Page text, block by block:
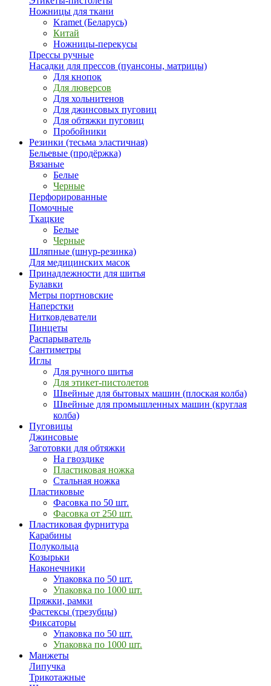
Ножницы для ткани
Kramet (Беларусь)
Китай
Ножницы-перекусы
Прессы ручные
Насадки для прессов (пуансоны, матрицы)
Для кнопок
Для люверсов
Для хольнитенов
Для джинсовых пуговиц
Для обтяжки пуговиц
Пробойники
Резинки (тесьма эластичная)
Бельевые (продёржка)
Вязаные
Белые
Черные
Перфорированные
Помочные
Ткацкие
Белые
Черные
Шляпные (шнур-резинка)
Для медицинских масок
Принадлежности для шитья
Булавки
Метры портновские
Наперстки
Нитковдеватели
Пинцеты
Распарыватель
Сантиметры
Иглы
Для ручного шитья
Для этикет-пистолетов
Швейные для бытовых машин (плоская колба)
Швейные для промышленных машин (круглая
колба)
Пуговицы
Джинсовые
Заготовки для обтяжки
На гвоздике
Пластиковая ножка
Стальная ножка
Пластиковые
Фасовка по 50 шт.
Фасовка от 250 шт.
Пластиковая фурнитура
Карабины
Полукольца
Козырьки
Наконечники
Упаковка по 50 шт.
Упаковка по 1000 шт.
Пряжки, рамки
Фастексы (трезубцы)
Фиксаторы
Упаковка по 50 шт.
Упаковка по 1000 шт.
Манжеты
Липучка
Трикотажные